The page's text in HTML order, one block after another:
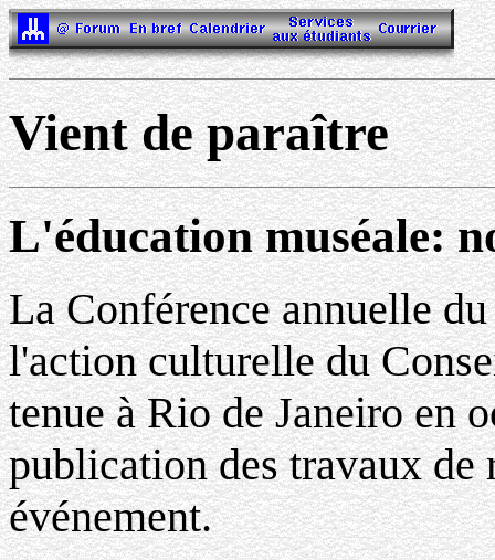
Vient de paraître
L'éducation muséale:
La Conférence annuelle
l'action culturelle du
tenue à Rio de Janeiro en
publication des travaux de
événement.